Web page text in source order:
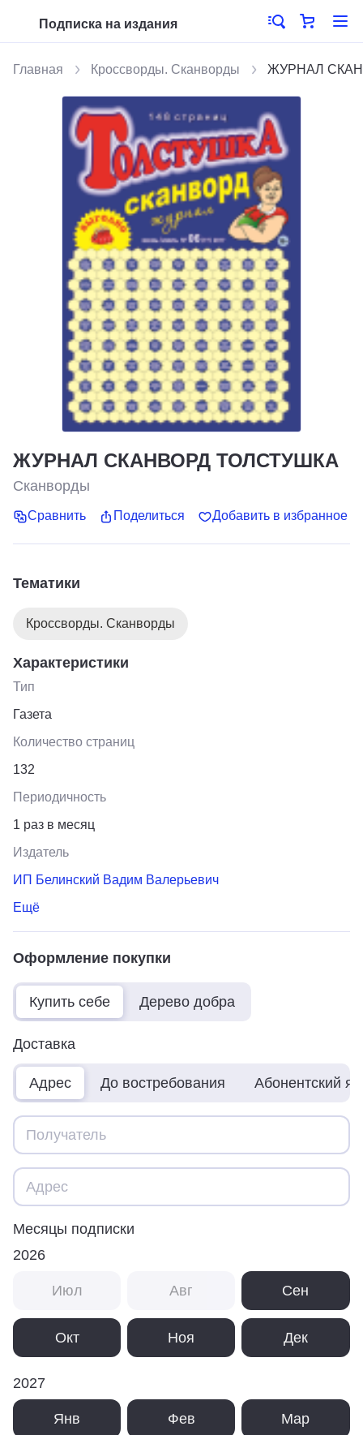
Подписка на издания
Главная Кроссворды. Сканворды ЖУРНАЛ
ЖУРНАЛ СКАНВОРД ТОЛСТУШКА
Сканворды
Сравнить Поделиться Добавить в избранное
Тематики
Кроссворды. Сканворды
Характеристики
Тип
Газета
Количество страниц
132
Периодичность
1 раз в месяц
Издатель
ИП Белинский Вадим Валерьевич
Ещё
Оформление покупки
Купить себе Дерево добра
Доставка
Адрес До востребования Абонентский
Месяцы подписки
2026
Июл Авг Сен
Окт Ноя Дек
2027
Янв Фев Мар